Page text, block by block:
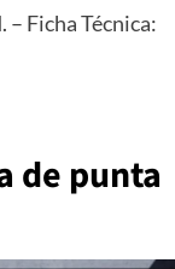
– Ficha Técnica:
de punta